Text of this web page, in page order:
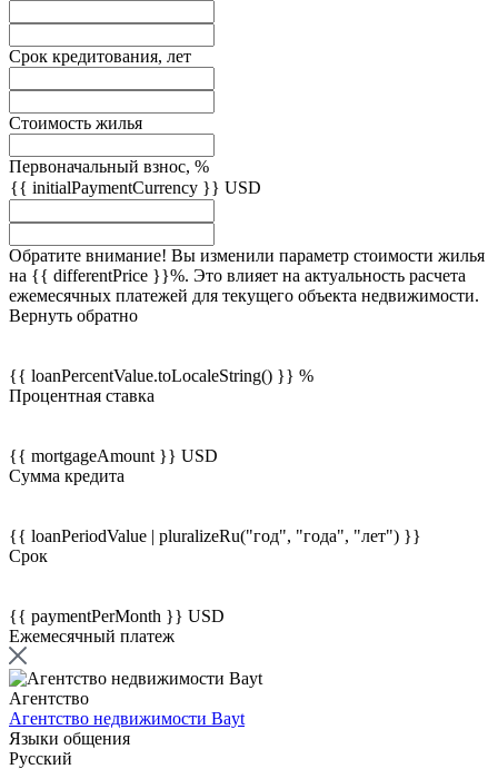
Срок кредитования, лет
Стоимость жилья
Первоначальный взнос, %
{{ initialPaymentCurrency }} USD
Обратите внимание! Вы изменили параметр стоимости жилья
на {{ differentPrice }}%. Это влияет на актуальность расчета
ежемесячных платежей для текущего объекта недвижимости.
Вернуть обратно
{{ loanPercentValue.toLocaleString() }} %
Процентная ставка
{{ mortgageAmount }} USD
Сумма кредита
{{ loanPeriodValue | pluralizeRu("год", "года", "лет") }}
Срок
{{ paymentPerMonth }} USD
Ежемесячный платеж
Агентство
Агентство недвижимости Bayt
Языки общения
Русский